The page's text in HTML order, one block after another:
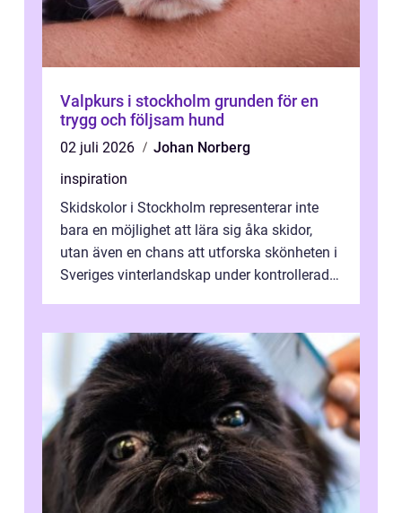
Valpkurs i stockholm grunden för en
trygg och följsam hund
02 juli 2026
Johan Norberg
inspiration
Skidskolor i Stockholm representerar inte
bara en möjlighet att lära sig åka skidor,
utan även en chans att utforska skönheten i
Sveriges vinterlandskap under kontrollerade